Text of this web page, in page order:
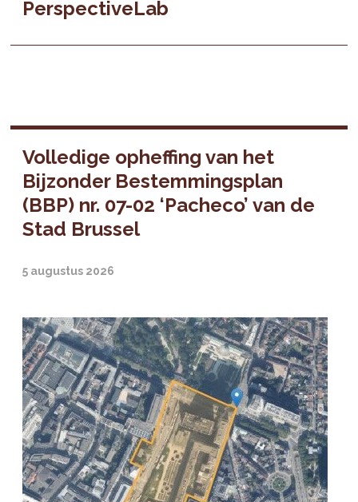
PerspectiveLab
Volledige opheffing van het
Bijzonder Bestemmingsplan
(BBP) nr. 07-02 ‘Pacheco’ van de
Stad Brussel
5 augustus 2026